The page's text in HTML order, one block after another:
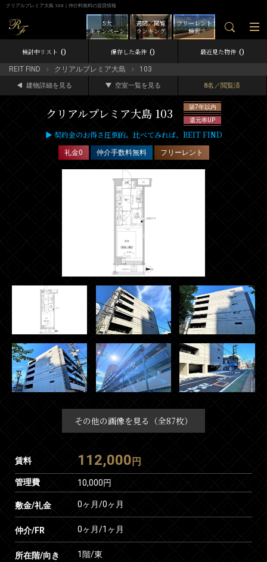
クリアルプレミア大島 103｜仲介料無料の賃貸情報
フリーレント
検索
週間／閲覧
ランキング
5大
キャンペーン
検討中リスト 0 保存した条件 0 最近見た物件 0
REIT FIND クリアルプレミア大島 103
建物詳細を見る 空室一覧を見る 8名／閲覧済
クリアルプレミア大島 103
築7年以内
還元率UP
▶ 契約金のお得さ圧倒的。比べてみれば、REIT FIND
礼金0 仲介手数料無料 フリーレント
その他の画像を見る（全87枚）
賃料 112,000 円
管理費 10,000円
敷金/礼金 0ヶ月/0ヶ月
仲介/FR 0ヶ月/1ヶ月
所在階/向き 1階/東